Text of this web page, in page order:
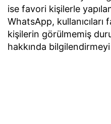
ise favori kişilerle
WhatsApp,
kişilerin görülmemiş
hakkında